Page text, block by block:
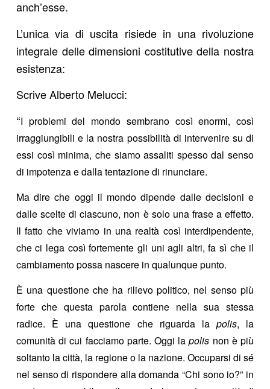
anch’esse.
L’unica via di uscita risiede in una rivoluzione
integrale delle dimensioni costitutive della nostra
esistenza:
Scrive Alberto Melucci:
“I problemi del mondo sembrano così enormi, così
irraggiungibili e la nostra possibilità di intervenire su di
essi così minima, che siamo assaliti spesso dal senso
di impotenza e dalla tentazione di rinunciare.
Ma dire che oggi il mondo dipende dalle decisioni e
dalle scelte di ciascuno, non è solo una frase a effetto.
Il fatto che viviamo in una realtà così interdipendente,
che ci lega così fortemente gli uni agli altri, fa sì che il
cambiamento possa nascere in qualunque punto.
È una questione che ha rilievo politico, nel senso più
forte che questa parola contiene nella sua stessa
radice. È una questione che riguarda la polis, la
comunità di cui facciamo parte. Oggi lapolis non è più
soltanto la città, la regione o la nazione. Occuparsi di sé
nel senso di rispondere alla domanda “Chi sono io?” in